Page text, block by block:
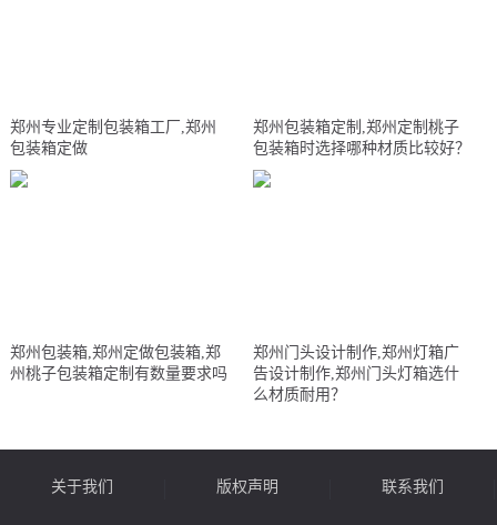
郑州专业定制包装箱工厂,郑州
包装箱定做
郑州包装箱定制,郑州定制桃子
包装箱时选择哪种材质比较好？
郑州包装箱,郑州定做包装箱,郑
州桃子包装箱定制有数量要求吗
郑州门头设计制作,郑州灯箱广
告设计制作,郑州门头灯箱选什
么材质耐用？
关于我们 版权声明 联系我们